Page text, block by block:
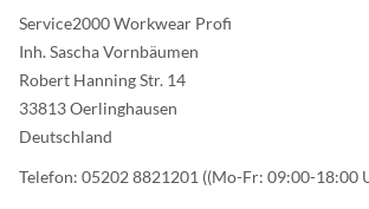
Service2000 Workwear Profi
Inh. Sascha Vornbäumen
Robert Hanning Str. 14
33813 Oerlinghausen
Deutschland
Telefon: 05202 8821201 ((Mo-Fr: 09:00-18:00